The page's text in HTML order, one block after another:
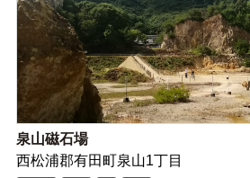
泉山磁石場
西松浦郡有田町泉山1丁目